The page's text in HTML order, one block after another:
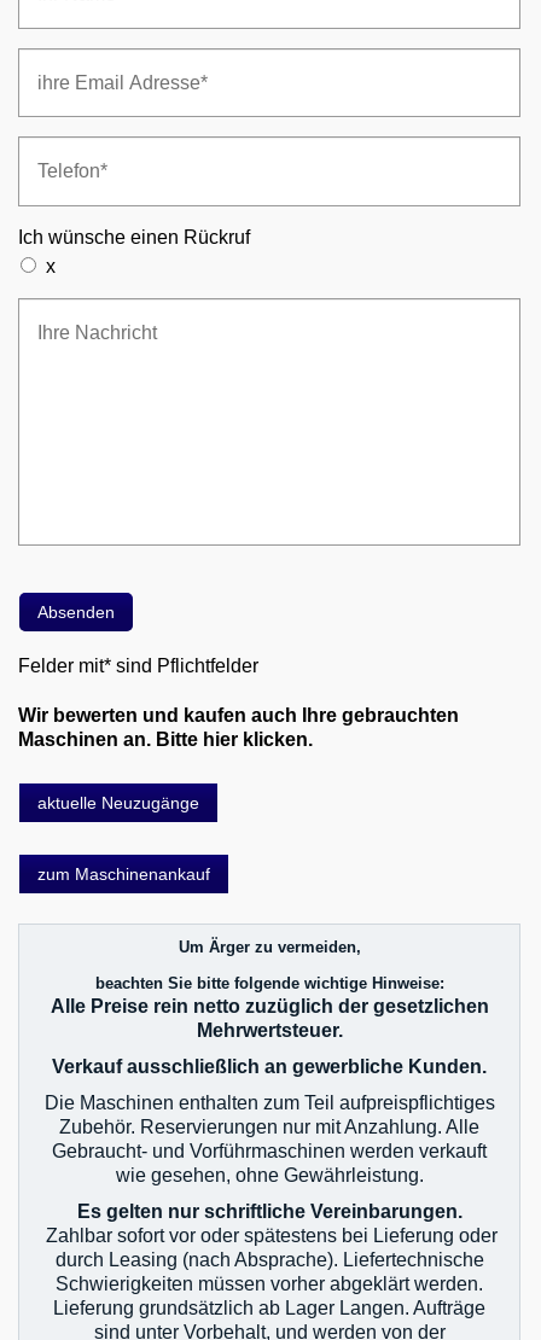
Ich wünsche einen Rückruf
x
Felder mit* sind Pflichtfelder
Wir bewerten und kaufen auch Ihre gebrauchten
Maschinen an. Bitte hier klicken.
aktuelle Neuzugänge
zum Maschinenankauf
Um Ärger zu vermeiden,
beachten Sie bitte folgende wichtige Hinweise:
Alle Preise rein netto zuzüglich der gesetzlichen
Mehrwertsteuer.
Verkauf ausschließlich an gewerbliche Kunden.
Die Maschinen enthalten zum Teil aufpreispflichtiges
Zubehör. Reservierungen nur mit Anzahlung. Alle
Gebraucht- und Vorführmaschinen werden verkauft
wie gesehen, ohne Gewährleistung.
Es gelten nur schriftliche Vereinbarungen.
Zahlbar sofort vor oder spätestens bei Lieferung oder
durch Leasing (nach Absprache). Liefertechnische
Schwierigkeiten müssen vorher abgeklärt werden.
Lieferung grundsätzlich ab Lager Langen. Aufträge
sind unter Vorbehalt, und werden von der